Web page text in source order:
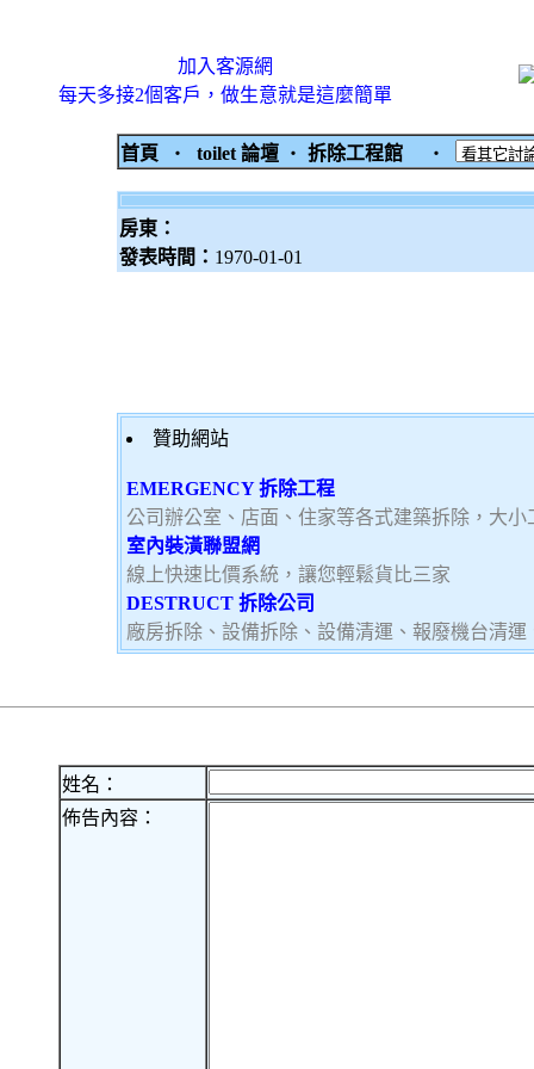
加入客源網
每天多接2個客戶，做生意就是這麼簡單
首頁 ‧ toilet 論壇 ‧ 拆除工程館 ‧
房東：
發表時間： 1970-01-01
贊助網站
EMERGENCY 拆除工程
公司辦公室、店面、住家等各式建築拆除，大小
室內裝潢聯盟網
線上快速比價系統，讓您輕鬆貨比三家
DESTRUCT 拆除公司
廠房拆除、設備拆除、設備清運、報廢機台清
姓名：
佈告內容：